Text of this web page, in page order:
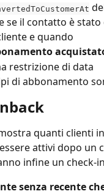
se il contatto è
e quando
restrizione di data
di abbonamento
quanti clienti
attivi dopo un
infine un check-
senza recente